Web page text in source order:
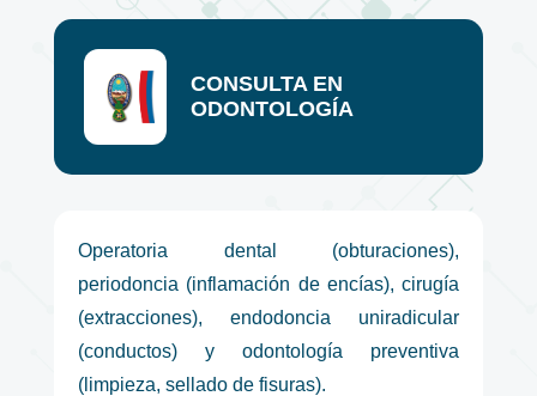
CONSULTA EN
ODONTOLOGÍA
Operatoria dental (obturaciones),
periodoncia (inflamación de encías), cirugía
(extracciones), endodoncia uniradicular
(conductos) y odontología preventiva
(limpieza, sellado de fisuras).